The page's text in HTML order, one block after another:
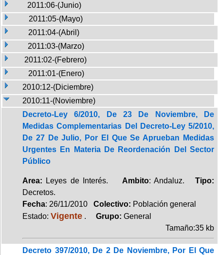
2011:06-(Junio)
2011:05-(Mayo)
2011:04-(Abril)
2011:03-(Marzo)
2011:02-(Febrero)
2011:01-(Enero)
2010:12-(Diciembre)
2010:11-(Noviembre)
Decreto-Ley 6/2010, De 23 De Noviembre, De
Medidas Complementarias Del Decreto-Ley 5/2010,
De 27 De Julio, Por El Que Se Aprueban Medidas
Urgentes En Materia De Reordenación Del Sector
Público
Area: Leyes de Interés. Ambito: Andaluz.Tipo:
Decretos.
Fecha: 26/11/2010 Colectivo: Población general
Estado: Vigente . Grupo: General
Tamaño:35 kb
Decreto 397/2010, De 2 De Noviembre, Por El Que